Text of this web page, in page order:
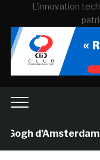
L'innovation
d’Amsterdam